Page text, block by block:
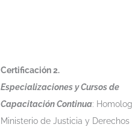
Certificación 2.
Especializaciones y Cursos de
Capacitación Continua:
Ministerio de Justicia y Derechos